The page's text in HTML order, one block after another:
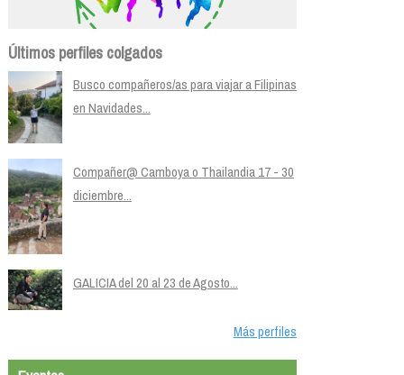
Últimos perfiles colgados
Busco compañeros/as para viajar a Filipinas
en Navidades...
Compañer@ Camboya o Thailandia 17 - 30
diciembre...
GALICIA del 20 al 23 de Agosto...
Más perfiles